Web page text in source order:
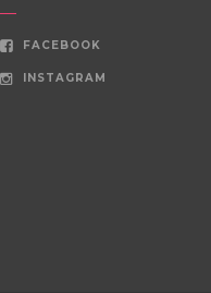
FACEBOOK
INSTAGRAM